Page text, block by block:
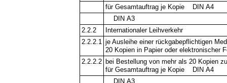
für Gesamtauftrag je Kopie DIN A4
DIN A3
2.2.2
Internationaler Leihverkehr
2.2.2.1 je Ausleihe einer rückgabepflichtigen
20 Kopien in Papier oder elektronischer
2.2.2.2 bei Bestellung von mehr als 20 Kopien
für Gesamtauftrag je Kopie DIN A4
DIN A3